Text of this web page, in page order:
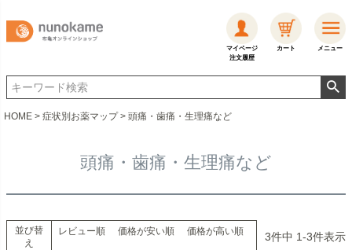
マイページ
注文履歴
カート メニュー
HOME 症状別お薬マップ 頭痛・歯痛・生理痛など
頭痛・歯痛・生理痛など
並び替
え
レビュー順 価格が安い順 価格が高い順 3件中 1-3件表示